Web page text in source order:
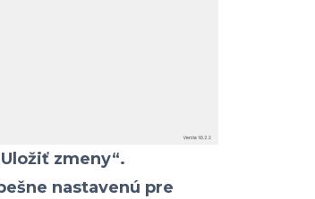
zmeny“.
nastavenú pre